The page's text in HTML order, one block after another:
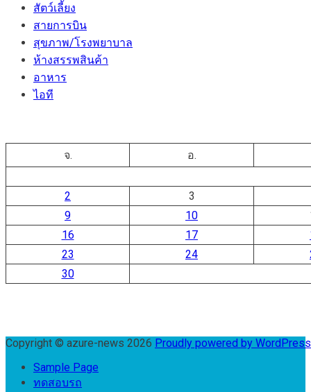
สัตว์เลี้ยง
สายการบิน
สุขภาพ/โรงพยาบาล
ห้างสรรพสินค้า
อาหาร
ไอที
จ. อ.
2
3
9
10
16
17
23
24
30
Copyright © azure-news 2026 Proudly powered by
Sample Page
ทดสอบรถ